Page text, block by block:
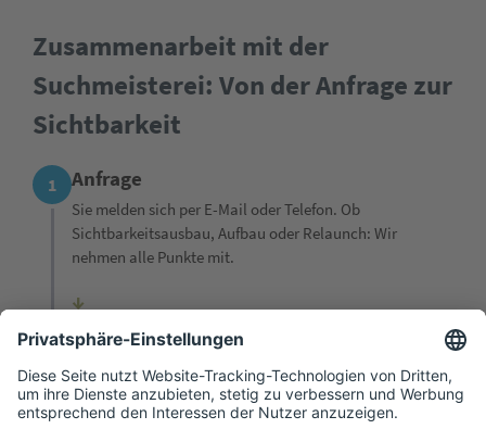
Zusammenarbeit mit der
Suchmeisterei: Von der Anfrage zur
Sichtbarkeit
1 Anfrage
Sie melden sich per E-Mail oder Telefon. Ob
Sichtbarkeitsausbau, Aufbau oder Relaunch: Wir
nehmen alle Punkte mit.
2
Wir sprechen über Ihren aktuellen Stand, mögliche
Potenziale und sinnvolle nächste Schritte für die